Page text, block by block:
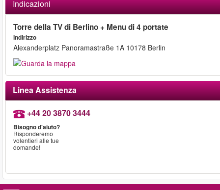
Indicazioni
Torre della TV di Berlino + Menu di 4 portate
Indirizzo
Alexanderplatz Panoramastraße 1A 10178 Berlin
Linea Assistenza
+44 20 3870 3444
Bisogno d'aiuto?
Risponderemo
volentieri alle tue
domande!